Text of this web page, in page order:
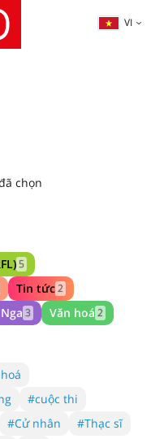
VI
chọn
5
Tin tức2
3 Văn hoá 2
#cuộc thi
#Cử nhân
#Thạc sĩ